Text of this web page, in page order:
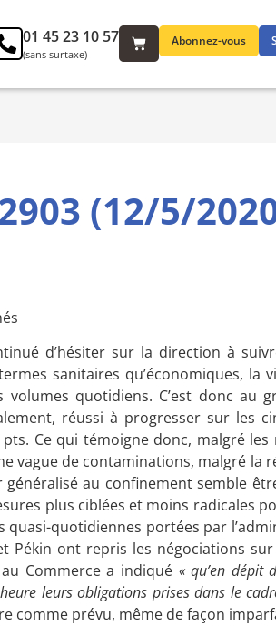
Abonnez-vous
01 45 23 10 57
(sans surtaxe)
(12/5/
d’hésiter sur la direction à
sanitaires qu’économiques,
volumes quotidiens. C’est donc au
réussi à progresser sur les
Ce qui témoigne donc, malgré
vague de contaminations, malgré la
au confinement semble
plus ciblées et moins radicales
quasi-quotidiennes portées par
Pékin ont repris les négociations
Commerce a indiqué « qu’en dépit
leurs obligations prises dans le
comme prévu, même de façon